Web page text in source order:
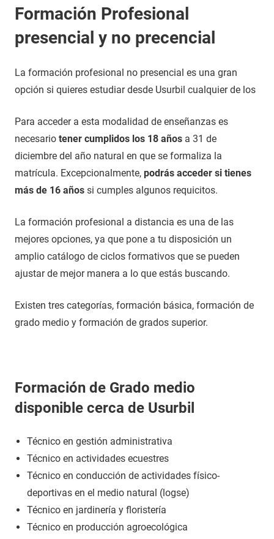
Formación Profesional
presencial y no precencial
La formación profesional no presencial es una gran
opción si quieres estudiar desde Usurbil cualquier de los
Para acceder a esta modalidad de enseñanzas es
necesario tener cumplidos los 18 años a 31 de
diciembre del año natural en que se formaliza la
matrícula. Excepcionalmente, podrás acceder si tienes
más de 16 años si cumples algunos requicitos.
La formación profesional a distancia es una de las
mejores opciones, ya que pone a tu disposición un
amplio catálogo de ciclos formativos que se pueden
ajustar de mejor manera a lo que estás buscando.
Existen tres categorías, formación básica, formación de
grado medio y formación de grados superior.
Formación de Grado medio
disponible cerca de Usurbil
Técnico en gestión administrativa
Técnico en actividades ecuestres
Técnico en conducción de actividades físico-
deportivas en el medio natural (logse)
Técnico en jardinería y floristería
Técnico en producción agroecológica